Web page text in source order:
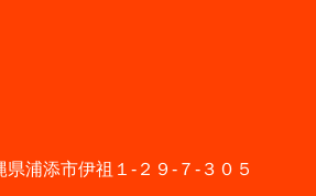
浦添市伊祖１-２９-７-３０５